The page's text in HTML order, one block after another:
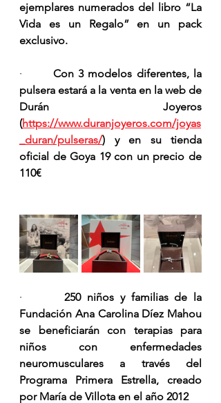
ejemplares numerados del libro “La
Vida es un Regalo” en un pack
exclusivo.
· Con 3 modelos diferentes, la
pulsera estará a la venta en la web de
Durán Joyeros
(https://www.duranjoyeros.com/joyas
_duran/pulseras/) y en su tienda
oficial de Goya 19 con un precio de
110€
·
Fundación Ana Carolina Díez Mahou
se beneficiarán con terapias para
niños con enfermedades
neuromusculares a través del
Programa Primera Estrella, creado
por María de Villota en el año 2012